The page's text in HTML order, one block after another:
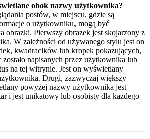
obok nazwy użytkownika?
postów, w miejscu, gdzie są
o użytkowniku, mogą być
obrazki. Pierwszy obrazek jest skojarzony z
W zależności od używanego stylu jest on
kwadracików lub kropek pokazujących,
napisanych przez użytkownika lub
na tej witrynie. Jest on wyświetlany
Drugi, zazwyczaj większy
powyżej nazwy użytkownika jest
i jest unikatowy lub osobisty dla każdego